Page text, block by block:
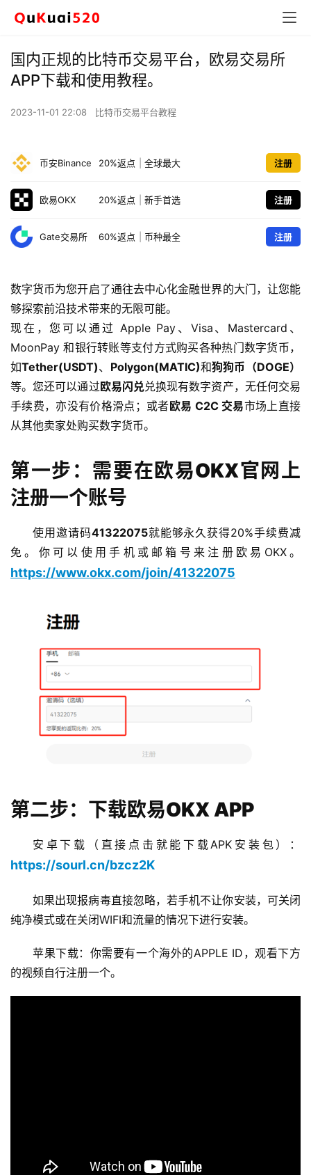
国内正规的比特币交易平台，欧易交易所
APP下载和使用教程。
2023-11-01 22:08 比特币交易平台教程
币安Binance 20%返点 全球最大 注册
欧易OKX 20%返点 新手首选 注册
Gate交易所 60%返点 币种最全 注册
数字货币为您开启了通往去中心化金融世界的大门，让您能
够探索前沿技术带来的无限可能。
现在，您可以通过 Apple Pay、Visa、Mastercard、
MoonPay 和银行转账等支付方式购买各种热门数字货币，
如Tether(USDT)、 Polygon(MATIC)和狗狗币（DOGE）
等。您还可以通过欧易闪兑兑换现有数字资产，无任何交易
手续费，亦没有价格滑点；或者欧易 C2C 交易市场上直接
从其他卖家处购买数字货币。
第一步：需要在欧易OKX官网上
注册一个账号
使用邀请码41322075就能够永久获得20%手续费减
免。你可以使用手机或邮箱号来注册欧易OKX。
https://www.okx.com/join/41322075
第二步：下载欧易OKX APP
安卓下载（直接点击就能下载APK安装包）：
https://sourl.cn/bzcz2K
如果出现报病毒直接忽略，若手机不让你安装，可关闭
纯净模式或在关闭WIFI和流量的情况下进行安装。
苹果下载：你需要有一个海外的APPLE ID，观看下方
的视频自行注册一个。